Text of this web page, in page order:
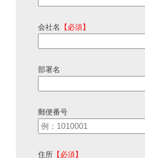
会社名 【必須】
部署名
郵便番号
住所 【必須】